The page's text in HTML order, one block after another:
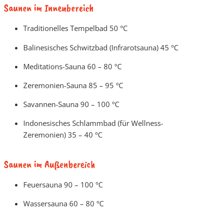
Saunen im Innenbereich
Traditionelles Tempelbad 50 °C
Balinesisches Schwitzbad (Infrarotsauna) 45 °C
Meditations-Sauna 60 – 80 °C
Zeremonien-Sauna 85 – 95 °C
Savannen-Sauna 90 – 100 °C
Indonesisches Schlammbad (für Wellness-
Zeremonien) 35 – 40 °C
Saunen im Außenbereich
Feuersauna 90 – 100 °C
Wassersauna 60 – 80 °C